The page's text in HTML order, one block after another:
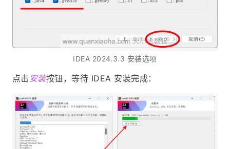
IDEA 2024.3.3 安装选项
点击 安装按钮，等待 IDEA 安装完成：